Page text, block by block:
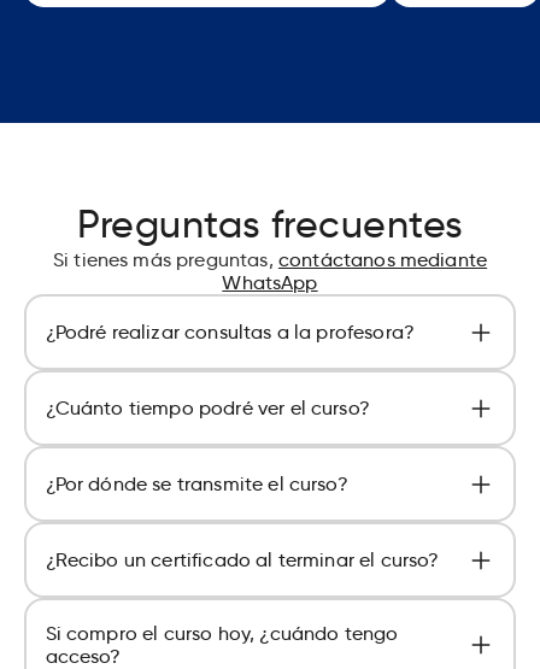
Preguntas frecuentes
Si tienes más preguntas, contáctanos mediante
WhatsApp
¿Podré realizar consultas a la profesora?
dentro de tu aula virtual.
¿Cuánto tiempo podré ver el curso?
días) en su aula virtual.
¿Por dónde se transmite el curso?
visualizar mediante nuestra plataforma dentro
de su aula virtual.
¿Recibo un certificado al terminar el curso?
certificando enviando fotos de una de las
Si compro el curso hoy, ¿cuándo tengo
acceso?